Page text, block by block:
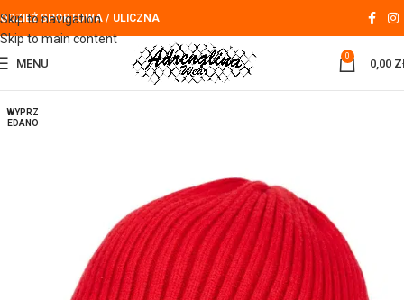
Skip to navigation
Skip to main content
ODZIEŻ SPORTOWA / ULICZNA
MENU
0
0,00
WYPRZ
EDANO